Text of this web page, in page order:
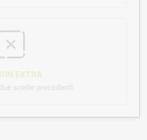
EXTRA
scelte precedenti.